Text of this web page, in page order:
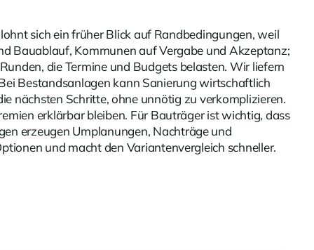
sich ein früher Blick auf Randbedingungen, weil
Bauablauf, Kommunen auf Vergabe und Akzeptanz;
die Termine und Budgets belasten. Wir liefern
Bestandsanlagen kann Sanierung wirtschaftlich
nächsten Schritte, ohne unnötig zu verkomplizieren.
erklärbar bleiben. Für Bauträger ist wichtig, dass
erzeugen Umplanungen, Nachträge und
und macht den Variantenvergleich schneller.